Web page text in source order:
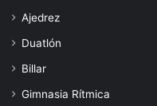
Ajedrez
Duatlón
Billar
Gimnasia Rítmica